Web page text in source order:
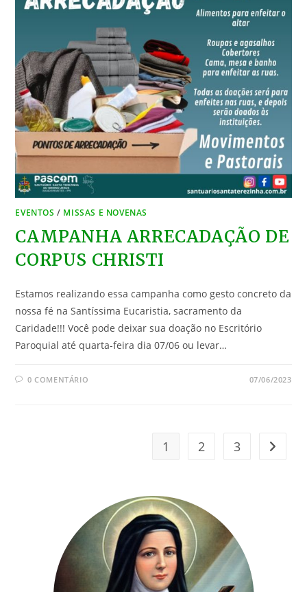
EVENTOS / MISSAS E NOVENAS
CAMPANHA ARRECADAÇÃO DE
CORPUS CHRISTI
Estamos realizando essa campanha como gesto concreto da
nossa fé na Santíssima Eucaristia, sacramento da
Caridade!!! Você pode deixar sua doação no Escritório
Paroquial até quarta-feira dia 07/06 ou levar…
0 COMENTÁRIO 07/06/2023
1 2 3 Ir para